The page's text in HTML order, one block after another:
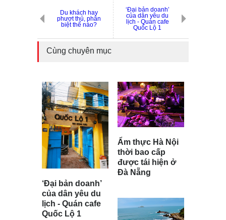
Du khách hay
phượt thủ, phân
biệt thế nào?
‘Đại bản doanh’
của dân yêu du
lịch - Quán cafe
Quốc Lộ 1
Cùng chuyên mục
‘Đại bản doanh’
của dân yêu du
lịch - Quán cafe
Quốc Lộ 1
Ẩm thực Hà Nội
thời bao cấp
được tái hiện ở
Đà Nẵng